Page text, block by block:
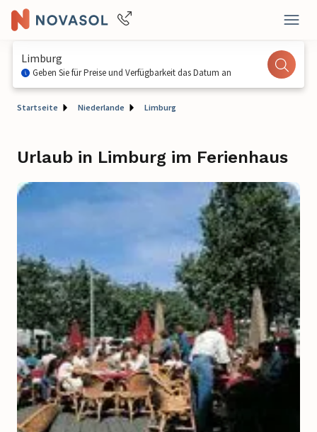
Limburg
Geben Sie für Preise und Verfügbarkeit das Datum an
Startseite Niederlande Limburg
Urlaub in Limburg im Ferienhaus